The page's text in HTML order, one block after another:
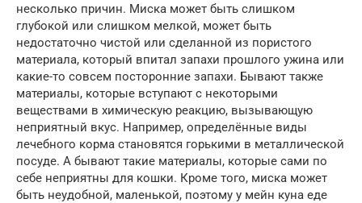
несколько причин. Миска может быть слишком
глубокой или слишком мелкой, может быть
недостаточно чистой или сделанной из пористого
материала, который впитал запахи прошлого ужина или
какие-то совсем посторонние запахи. Бывают также
материалы, которые вступают с некоторыми
веществами в химическую реакцию, вызывающую
неприятный вкус. Например, определённые виды
лечебного корма становятся горькими в металлической
посуде. А бывают такие материалы, которые сами по
себе неприятны для кошки. Кроме того, миска может
быть неудобной, маленькой, поэтому у мейн куна еде